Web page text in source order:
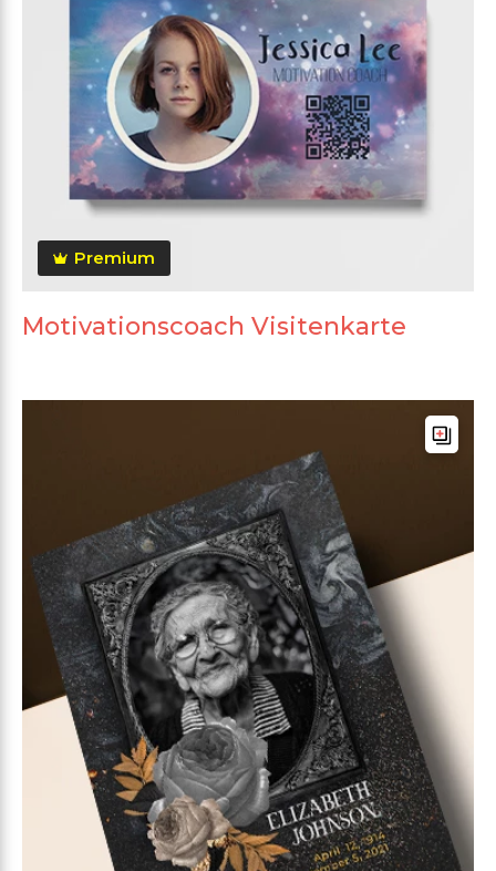
Premium
Motivationscoach Visitenkarte